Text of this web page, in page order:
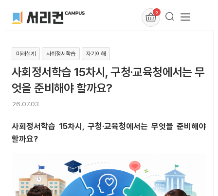
0
미래설계 사회정서학습 자기이해
사회정서학습 15차시, 구청·교육청에서는 무
엇을 준비해야 할까요?
26.07.03
사회정서학습 15차시, 구청·교육청에서는 무엇을 준비해야
할까요?